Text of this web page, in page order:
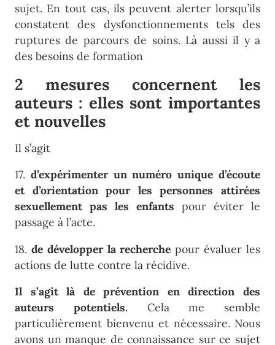
sujet. En tout cas, ils peuvent alerter lorsqu’ils
constatent des dysfonctionnements tels des
ruptures de parcours de soins. Là aussi il y a
des besoins de formation
2 mesures concernent les
auteurs : elles sont importantes
et nouvelles
Il s’agit
17. d’expérimenter un numéro unique d’écoute
et d’orientation pour les personnes attirées
sexuellement pas les enfants pour éviter le
passage à l’acte.
18. de développer la recherche pour évaluer les
actions de lutte contre la récidive.
Il s’agit là de prévention en direction des
auteurs potentiels.Cela me semble
particulièrement bienvenu et nécessaire. Nous
avons un manque de connaissance sur ce sujet